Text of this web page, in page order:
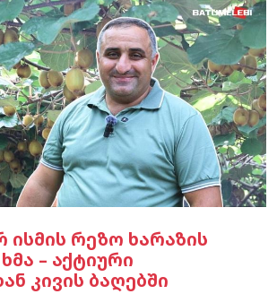
რეზო ხარაზის
– აქტიური
კივის ბაღებში